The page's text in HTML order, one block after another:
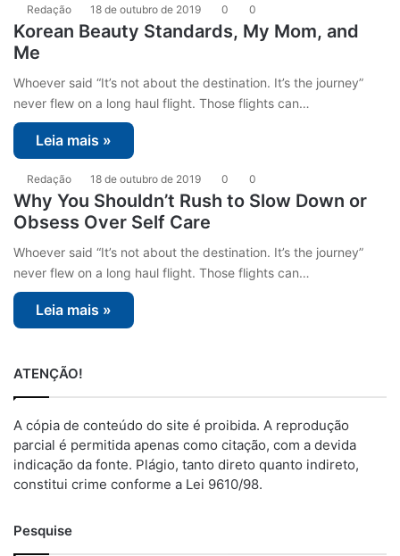
Redação 18 de outubro de 2019 0 0
Korean Beauty Standards, My Mom, and
Me
Whoever said “It’s not about the destination. It’s the journey”
never flew on a long haul flight. Those flights can…
Leia mais »
Redação 18 de outubro de 2019 0 0
Why You Shouldn’t Rush to Slow Down or
Obsess Over Self Care
Whoever said “It’s not about the destination. It’s the journey”
never flew on a long haul flight. Those flights can…
Leia mais »
ATENÇÃO!
A cópia de conteúdo do site é proibida. A reprodução
parcial é permitida apenas como citação, com a devida
indicação da fonte. Plágio, tanto direto quanto indireto,
constitui crime conforme a Lei 9610/98.
Pesquise